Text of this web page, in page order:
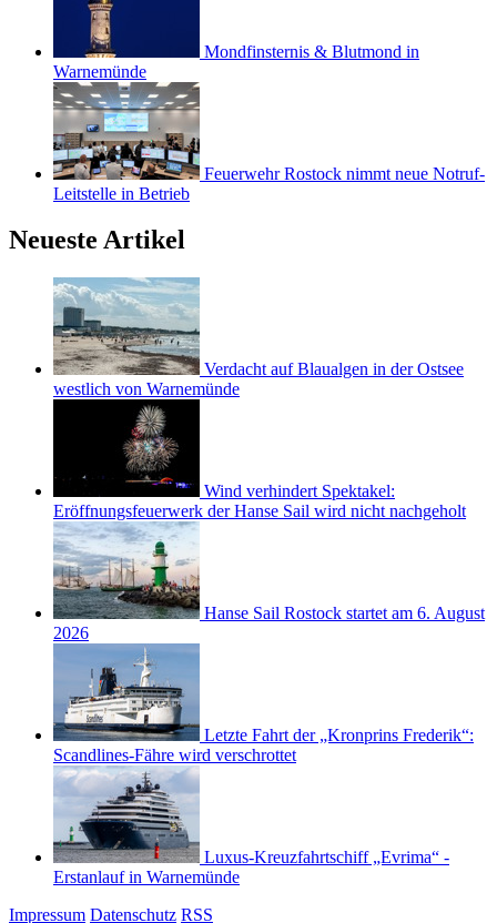
Mondfinsternis & Blutmond in
Warnemünde
Feuerwehr Rostock nimmt neue Notruf-
Leitstelle in Betrieb
Neueste Artikel
Verdacht auf Blaualgen in der Ostsee
westlich von Warnemünde
Wind verhindert Spektakel:
Eröffnungsfeuerwerk der Hanse Sail wird nicht nachgeholt
Hanse Sail Rostock startet am 6. August
2026
Letzte Fahrt der „Kronprins Frederik“:
Scandlines-Fähre wird verschrottet
Luxus-Kreuzfahrtschiff „Evrima“ -
Erstanlauf in Warnemünde
Impressum Datenschutz RSS